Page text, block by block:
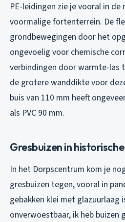
PE-leidingen zie je vooral in
voormalige fortenterrein. De
grondbewegingen door het
ongevoelig voor chemische
verbindingen door warmte-las
de grotere wanddikte voor
buis van 110 mm heeft
als PVC 90 mm.
Gresbuizen in
In het Dorpscentrum kom je
gresbuizen tegen, vooral in
gebakken klei met glazuurlaag
onverwoestbaar, ik heb buizen